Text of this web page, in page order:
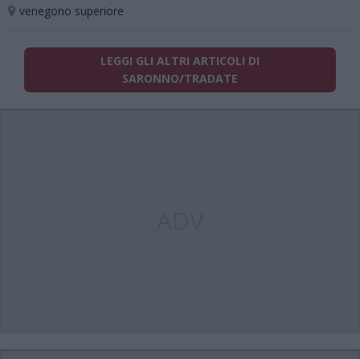
venegono superiore
LEGGI GLI ALTRI ARTICOLI DI
SARONNO/TRADATE